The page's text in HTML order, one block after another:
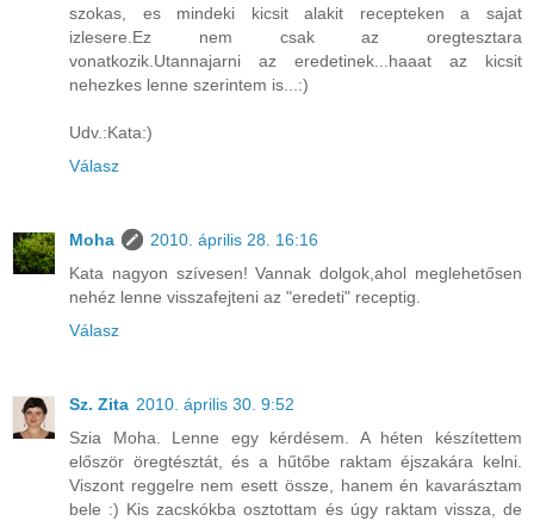
szokas, es mindeki kicsit alakit recepteken a sajat
izlesere.Ez nem csak az oregtesztara
vonatkozik.Utannajarni az eredetinek...haaat az kicsit
nehezkes lenne szerintem is...:)
Udv.:Kata:)
Válasz
Moha
2010. április 28. 16:16
Kata nagyon szívesen! Vannak dolgok,ahol meglehetősen
nehéz lenne visszafejteni az "eredeti" receptig.
Válasz
Sz. Zita 2010. április 30. 9:52
Szia Moha. Lenne egy kérdésem. A héten készítettem
először öregtésztát, és a hűtőbe raktam éjszakára kelni.
Viszont reggelre nem esett össze, hanem én kavarásztam
bele :) Kis zacskókba osztottam és úgy raktam vissza, de